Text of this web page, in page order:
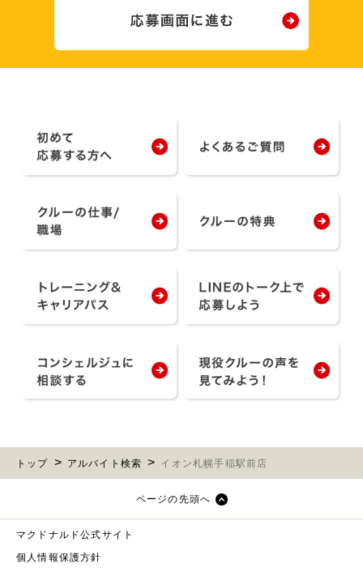
トップ アルバイト検索 イオン札幌手稲駅前店
ページの先頭へ
マクドナルド公式サイト
個人情報保護方針